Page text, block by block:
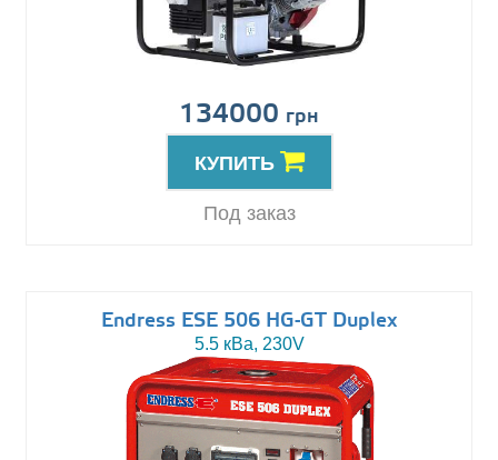
134000 грн
КУПИТЬ
Под заказ
Endress ESE 506 HG-GT Duplex
5.5 кВа, 230V